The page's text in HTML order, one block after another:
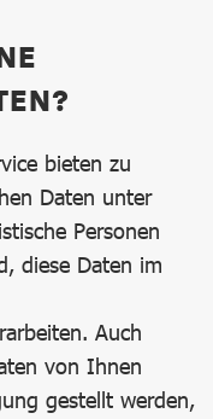
bieten zu
Daten unter
Personen
diese Daten im
Auch
von Ihnen
gestellt werden,